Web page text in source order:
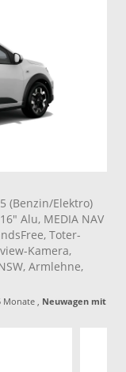
(Benzin/Elektro)
Alu, MEDIA NAV
Toter-
Kamera,
Armlehne,
Monate , Neuwagen mit